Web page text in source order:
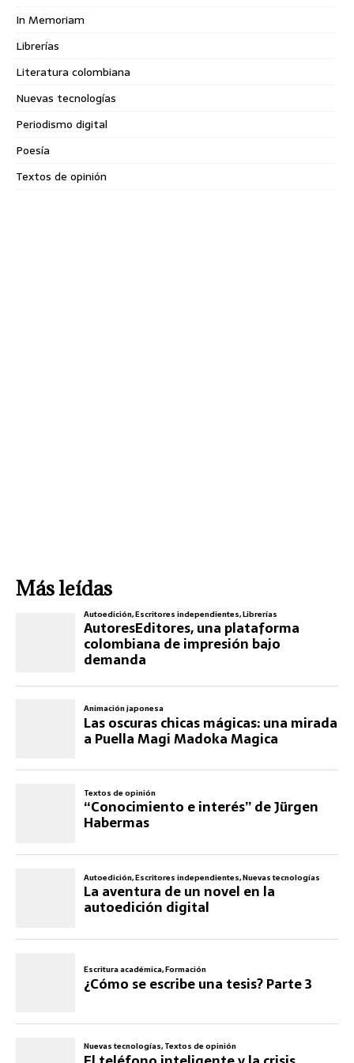
In Memoriam
Librerías
Literatura colombiana
Nuevas tecnologías
Periodismo digital
Poesía
Textos de opinión
Más leídas